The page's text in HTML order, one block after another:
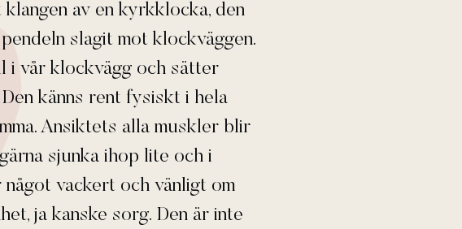
av en kyrkklocka, den
slagit mot klockväggen.
i vår klockvägg och sätter
känns rent fysiskt i hela
Ansiktets alla muskler blir
sjunka ihop lite och i
vackert och vänligt om
ja kanske sorg. Den är inte